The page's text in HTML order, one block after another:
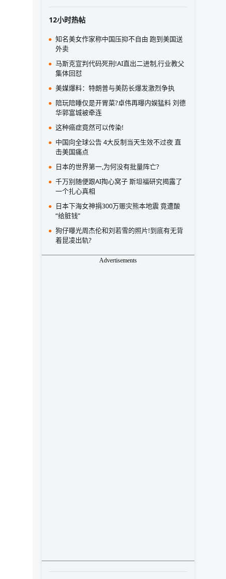
12小时热帖
知名美女作家称中国压抑不自由 跑到美国送
外卖
马斯克宣判代码死刑!AI直出二进制,行业教父
集体回怼
美媒爆料：特朗普与美防长爆发激烈争执
陪玩陪睡仅是开胃菜?卓伟再曝内娱猛料 刘德
华郭富城被牵连
这种癌症竟然可以传染!
中国向全球公告 4大反制当天生效不过夜 直
击美国痛点
日本的世界第一,为何没有批量阵亡?
千万别随便跟AI掏心窝子 斯坦福研究揭露了
一个扎心真相
日本下海女神捐300万赈灾熊本地震 竟遭酸
“给脏钱”
狗仔曝光周杰伦和刘若雪的照片!到底有无背
着昆凌出轨?
Advertisements